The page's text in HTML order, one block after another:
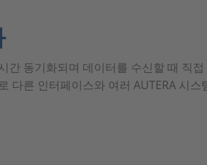
간 동기화되며 데이터를 수신할 때 직
다른 인터페이스와 여러 AUTERA 시